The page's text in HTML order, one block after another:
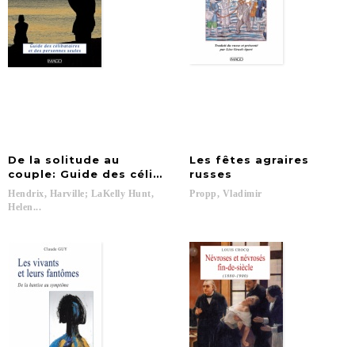
De la solitude au
couple: Guide des célibataires et des personnes
Hendrix, Harville; LaKelly Hunt,
Helen...
Les fêtes agraires
russes
Propp, Vladimir